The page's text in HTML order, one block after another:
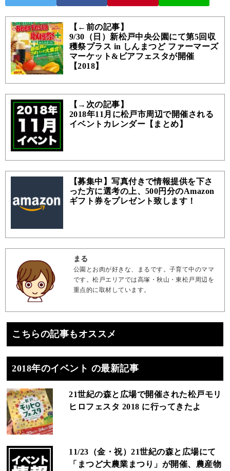
【←前の記事】
9/30（日）新松戸中央公園にて第5回収
穫祭プラス in しんまつど ファーマーズ
マーケット&ビアフェスタが開催
【2018】
【→次の記事】
2018年11月に松戸市周辺で開催される
イベントカレンダー【まとめ】
【募集中】写真付きで情報提供を下さ
った方に選考の上、500円分のAmazon
ギフト券をプレゼント致します！
まる
公園とお肉が好きな、まるです。子育て中のママ
です。松戸エリアでは高塚・秋山・東松戸周辺を
重点的に取材しています。
こちらの記事もオススメ
2018年のイベント の最新記事
21世紀の森と広場で開催された松戸モリ
ヒロフェスタ 2018 に行ってきたよ
11/23（金・祝）21世紀の森と広場にて
「まつど大農業まつり」が開催、農産物